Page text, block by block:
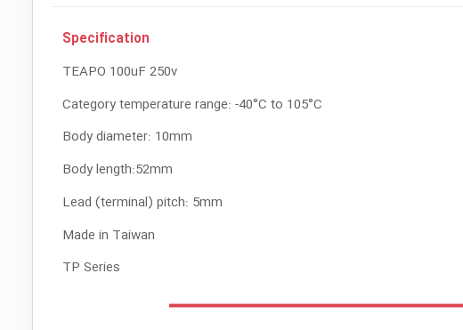
Specification
TEAPO 100uF 250v
Category temperature range: -40°C to 105°C
Body diameter: 10mm
Body length:52mm
Lead (terminal) pitch: 5mm
Made in Taiwan
TP Series